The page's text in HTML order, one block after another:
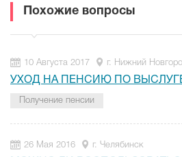
Похожие вопросы
10 Августа 2017 г. Нижний
УХОД НА ПЕНСИЮ ПО
Получение пенсии
26 Мая 2016 г. Челябинск